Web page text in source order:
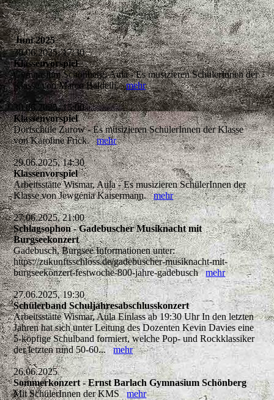
Juni 2025
30.06.2025, 17:30
Klassenvorspiel
Gymnasium Schönberg, Aula - Es musizieren SchülerInnen der
Klasse von Marco Baldelli.mehr
30.06.2025, 15:00
Klassenvorspiel
Dorfschule Zurow - Es musizieren SchülerInnen der Klasse
von Karoline Frick.mehr
29.06.2025, 14:30
Klassenvorspiel
Arbeitsstätte Wismar, Aula - Es musizieren SchülerInnen der
Klasse von Jewgenia Kaisermann.mehr
27.06.2025, 21:00
Schlagsophon - Gadebuscher Musiknacht mit
Burgseekonzert
Gadebusch, Burgsee Informationen unter:
https://zukunftsschloss.de/gadebuscher-musiknacht-mit-
burgseekonzert-festwoche-800-jahre-gadebuschmehr
27.06.2025, 19:30
Schülerband Schuljahresabschlusskonzert
Arbeitsstätte Wismar, Aula Einlass ab 19:30 Uhr In den letzten
Jahren hat sich unter Leitung des Dozenten Kevin Davies eine
5-köpfige Schulband formiert, welche Pop- und Rockklassiker
der letzten rund 50-60...mehr
26.06.2025
Sommerkonzert - Ernst Barlach Gymnasium Schönberg
Mit SchülerInnen der KMSmehr